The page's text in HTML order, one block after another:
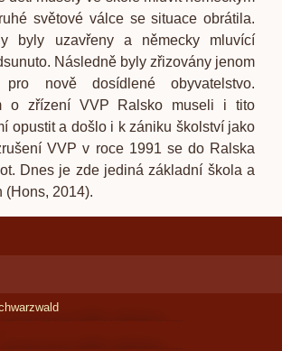
světové válce se situace obrátila.
byly uzavřeny a německy mluvící
Následně byly zřizovány jenom
nově dosídlené obyvatelstvo.
o zřízení VVP Ralsko museli i tito
opustit a došlo i k zániku školství jako
VVP v roce 1991 se do Ralska
Dnes je zde jediná základní škola a
(Hons, 2014).